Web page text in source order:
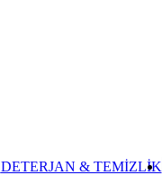
DETERJAN & TEMİZLİK